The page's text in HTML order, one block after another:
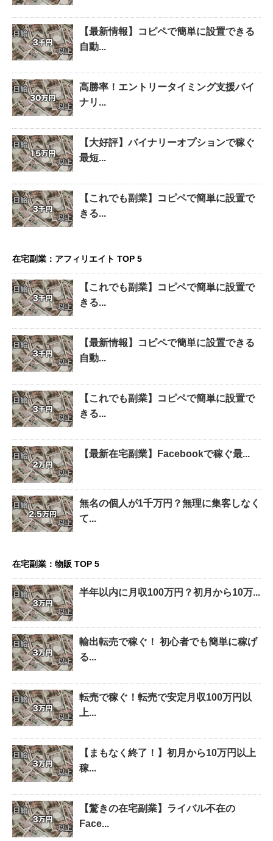
【最新情報】コピペで簡単に設置できる
自動...
高勝率！エントリータイミング支援バイ
ナリ...
【大好評】バイナリーオプションで稼ぐ
最短...
【これでも副業】コピペで簡単に設置で
きる...
在宅副業：アフィリエイト TOP 5
【これでも副業】コピペで簡単に設置で
きる...
【最新情報】コピペで簡単に設置できる
自動...
【これでも副業】コピペで簡単に設置で
きる...
【最新在宅副業】Facebookで稼ぐ最...
無名の個人が1千万円？無理に集客しなく
て...
在宅副業：物販 TOP 5
半年以内に月収100万円？初月から10万...
輸出転売で稼ぐ！ 初心者でも簡単に稼げ
る...
転売で稼ぐ！転売で安定月収100万円以
上...
【まもなく終了！】初月から10万円以上
稼...
【驚きの在宅副業】ライバル不在の
Face...